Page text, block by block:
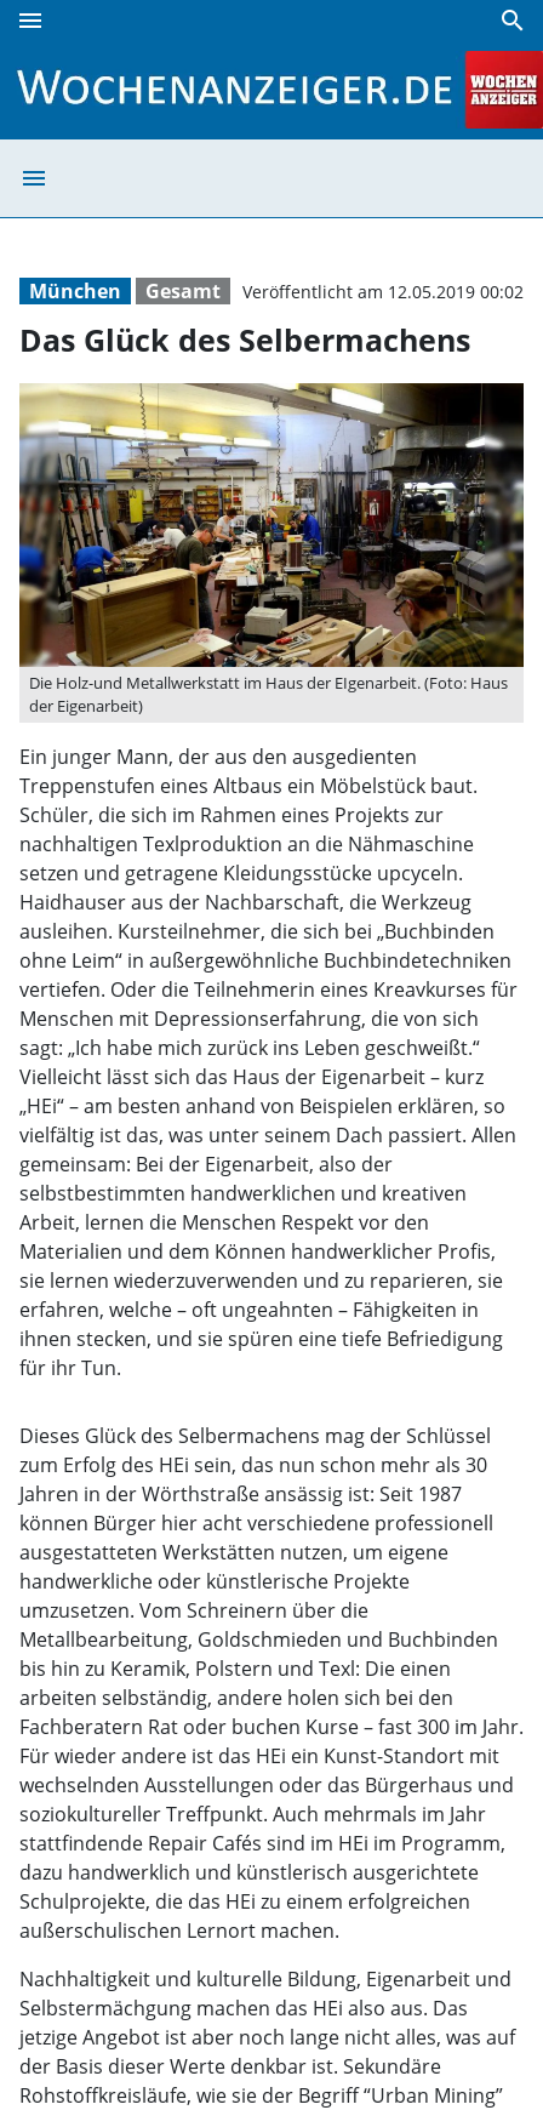
menu search
menu
München Gesamt Veröffentlicht am 12.05.2019 00:02
Das Glück des Selbermachens
Die Holz-und Metallwerkstatt im Haus der EIgenarbeit. (Foto: Haus
der Eigenarbeit)
Ein junger Mann, der aus den ausgedienten
Treppenstufen eines Altbaus ein Möbelstück baut.
Schüler, die sich im Rahmen eines Projekts zur
nachhaltigen Texlproduktion an die Nähmaschine
setzen und getragene Kleidungsstücke upcyceln.
Haidhauser aus der Nachbarschaft, die Werkzeug
ausleihen. Kursteilnehmer, die sich bei „Buchbinden
ohne Leim“ in außergewöhnliche Buchbindetechniken
vertiefen. Oder die Teilnehmerin eines Kreavkurses für
Menschen mit Depressionserfahrung, die von sich
sagt: „Ich habe mich zurück ins Leben geschweißt.“
Vielleicht lässt sich das Haus der Eigenarbeit – kurz
„HEi“ – am besten anhand von Beispielen erklären, so
vielfältig ist das, was unter seinem Dach passiert. Allen
gemeinsam: Bei der Eigenarbeit, also der
selbstbestimmten handwerklichen und kreativen
Arbeit, lernen die Menschen Respekt vor den
Materialien und dem Können handwerklicher Profis,
sie lernen wiederzuverwenden und zu reparieren, sie
erfahren, welche – oft ungeahnten – Fähigkeiten in
ihnen stecken, und sie spüren eine tiefe Befriedigung
für ihr Tun.
Dieses Glück des Selbermachens mag der Schlüssel
zum Erfolg des HEi sein, das nun schon mehr als 30
Jahren in der Wörthstraße ansässig ist: Seit 1987
können Bürger hier acht verschiedene professionell
ausgestatteten Werkstätten nutzen, um eigene
handwerkliche oder künstlerische Projekte
umzusetzen. Vom Schreinern über die
Metallbearbeitung, Goldschmieden und Buchbinden
bis hin zu Keramik, Polstern und Texl: Die einen
arbeiten selbständig, andere holen sich bei den
Fachberatern Rat oder buchen Kurse – fast 300 im Jahr.
Für wieder andere ist das HEi ein Kunst-Standort mit
wechselnden Ausstellungen oder das Bürgerhaus und
soziokultureller Treffpunkt. Auch mehrmals im Jahr
stattfindende Repair Cafés sind im HEi im Programm,
dazu handwerklich und künstlerisch ausgerichtete
Schulprojekte, die das HEi zu einem erfolgreichen
außerschulischen Lernort machen.
Nachhaltigkeit und kulturelle Bildung, Eigenarbeit und
Selbstermächgung machen das HEi also aus. Das
jetzige Angebot ist aber noch lange nicht alles, was auf
der Basis dieser Werte denkbar ist. Sekundäre
Rohstoffkreisläufe, wie sie der Begriff “Urban Mining”